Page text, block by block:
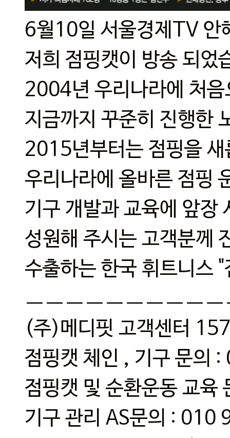
6월10일 서울경제TV 안
저희 점핑캣이 방송 되었
2004년 우리나라에 처
지금까지 꾸준히 진행한
2015년부터는 점핑을 새
우리나라에 올바른 점핑
기구 개발과 교육에 앞장
성원해 주시는 고객분께
수출하는 한국 휘트니스 "
ㅡㅡㅡㅡㅡㅡㅡㅡㅡ
(주)메디핏 고객센터
점핑캣 체인 , 기구 문의
점핑캣 및 순환운동 교
기구 관리 AS문의 :